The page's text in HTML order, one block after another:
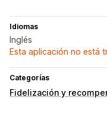
Idiomas
Inglés
Esta aplicación no está
Categorías
Fidelización y